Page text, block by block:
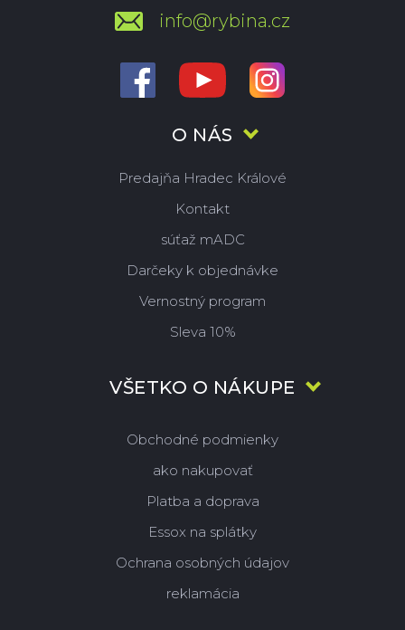
O NÁS
Predajňa Hradec Králové
Kontakt
súťaž mADC
Darčeky k objednávke
Vernostný program
Sleva 10%
VŠETKO O NÁKUPE
Obchodné podmienky
ako nakupovať
Platba a doprava
Essox na splátky
Ochrana osobných údajov
reklamácia
info@rybina.cz